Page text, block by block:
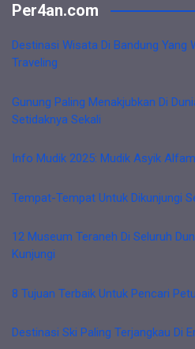
Per4an.com
Destinasi Wisata Di Bandung Yang
Traveling
Gunung Paling Menakjubkan Di
Setidaknya Sekali
Info Mudik 2025: Mudik Asyik
Tempat-Tempat Untuk Dikunjungi
12 Museum Teraneh Di Seluruh
Kunjungi
8 Tujuan Terbaik Untuk Pencari
Destinasi Ski Paling Terjangkau Di